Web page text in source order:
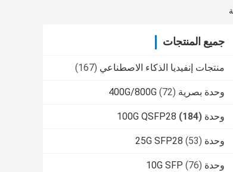
جميع المنتجات
منتجات إنفيديا الذكاء الاصطناعي (167)
وحدة بصرية 400G/800G (72)
وحدة 100G QSFP28 (184)
وحدة 25G SFP28 (53)
وحدة 10G SFP (76)